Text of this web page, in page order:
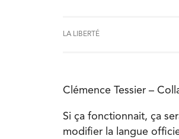
LA LIBERTÉ
Clémence Tessier –
Si ça fonctionnait, ça
modifier la langue